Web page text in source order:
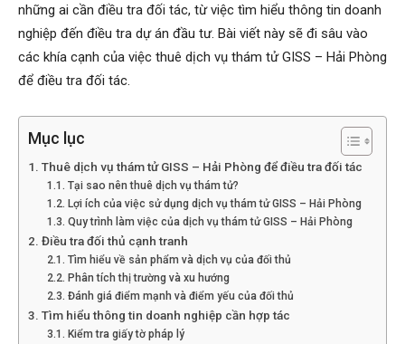
Giss
những ai cần điều tra đối tác, từ việc tìm hiểu thông tin doanh
nghiệp đến điều tra dự án đầu tư. Bài viết này sẽ đi sâu vào
các khía cạnh của việc thuê dịch vụ thám tử GISS – Hải Phòng
để điều tra đối tác.
Mục lục
Thuê dịch vụ thám tử GISS – Hải Phòng để điều tra đối tác
Tại sao nên thuê dịch vụ thám tử?
Lợi ích của việc sử dụng dịch vụ thám tử GISS – Hải Phòng
Quy trình làm việc của dịch vụ thám tử GISS – Hải Phòng
Điều tra đối thủ cạnh tranh
Tìm hiểu về sản phẩm và dịch vụ của đối thủ
Phân tích thị trường và xu hướng
Đánh giá điểm mạnh và điểm yếu của đối thủ
Tìm hiểu thông tin doanh nghiệp cần hợp tác
Kiểm tra giấy tờ pháp lý